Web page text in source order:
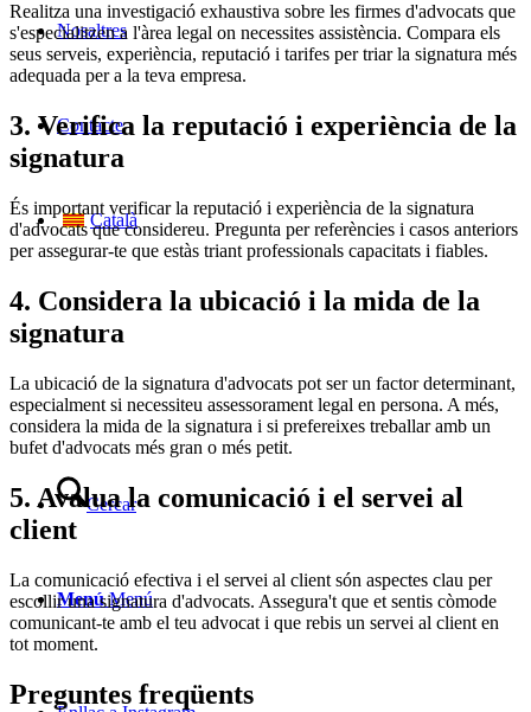
Nosaltres
Contacte
Català
Cercar
Menú Menú
Realitza una investigació exhaustiva sobre les firmes d'advocats que
s'especialitzen a l'àrea legal on necessites assistència. Compara els
seus serveis, experiència, reputació i tarifes per triar la signatura més
adequada per a la teva empresa.
3. Verifica la reputació i experiència de la
signatura
És important verificar la reputació i experiència de la signatura
d'advocats que considereu. Pregunta per referències i casos anteriors
per assegurar-te que estàs triant professionals capacitats i fiables.
4. Considera la ubicació i la mida de la
signatura
La ubicació de la signatura d'advocats pot ser un factor determinant,
especialment si necessiteu assessorament legal en persona. A més,
considera la mida de la signatura i si prefereixes treballar amb un
bufet d'advocats més gran o més petit.
5. Avalua la comunicació i el servei al
client
La comunicació efectiva i el servei al client són aspectes clau per
escollir una signatura d'advocats. Assegura't que et sentis còmode
comunicant-te amb el teu advocat i que rebis un servei al client en
tot moment.
Preguntes freqüents